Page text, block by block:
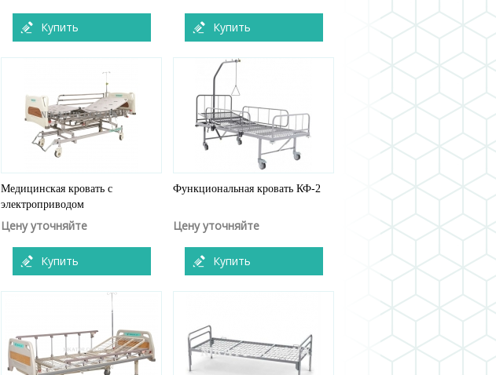
Купить Купить
Медицинская кровать с
электроприводом
Цену уточняйте
Купить
Функциональная кровать КФ-2
Цену уточняйте
Купить